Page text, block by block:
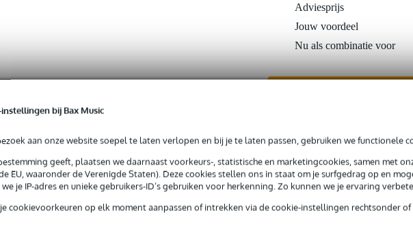
bij Bax Music
aan onze website soepel te laten verlopen en bij je te laten passen, gebruiken we functionele
geeft, plaatsen we daarnaast voorkeurs-, statistische en marketingcookies, samen met
EU, waaronder de Verenigde Staten). Deze cookies stellen ons in staat om je surfgedrag op en
je IP-adres en unieke gebruikers-ID’s gebruiken voor herkenning. Zo kunnen we je ervaring
je cookievoorkeuren op elk moment aanpassen of intrekken via de cookie-instellingen rechtsonder of
Adviesprijs
Jouw voordeel
Nu als combinatie voor
Productinformatie
verzending vanaf € 99,-
'niet goed geld terug' garantie
3 jaar Bax Music garantie
Laagste-prijs-garantie
Gratis
Gratis